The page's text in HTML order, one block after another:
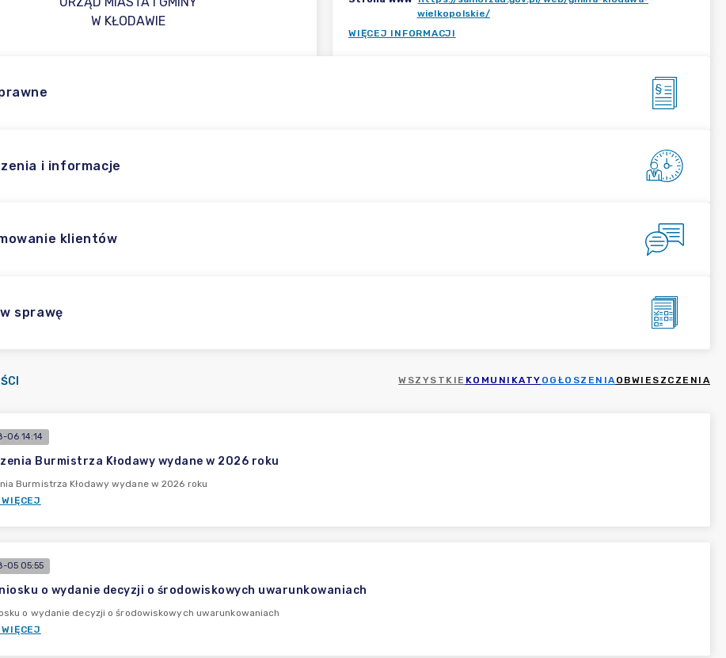
W KŁODAWIE
wielkopolskie/
WIĘCEJ INFORMACJI
i informacje
klientów
sprawę
WSZYSTKIE KOMUNIKATY OGŁOSZENIA OBWIESZCZENIA
06 14:14
Burmistrza Kłodawy wydane w 2026 roku
Burmistrza Kłodawy wydane w 2026 roku
05 05:55
o wydanie decyzji o środowiskowych uwarunkowaniach
o wydanie decyzji o środowiskowych uwarunkowaniach